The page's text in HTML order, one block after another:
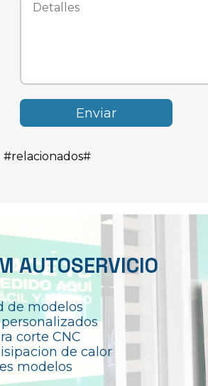
#relacionados#
AUTOSERVICIO
de modelos
corte CNC
de calor
modelos